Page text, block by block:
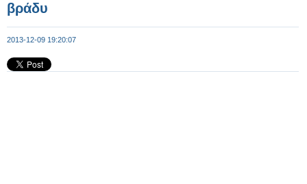
βράδυ
2013-12-09 19:20:07